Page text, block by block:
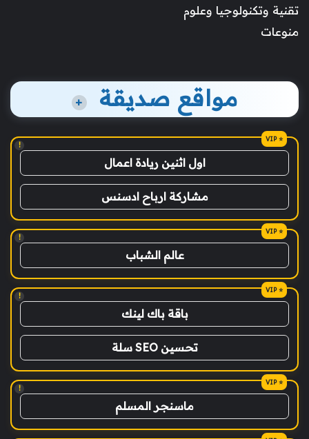
تقنية وتكنولوجيا وعلوم
منوعات
مواقع صديقة +
!
اول اثنين ريادة اعمال
مشاركة ارباح ادسنس
!
عالم الشباب
!
باقة باك لينك
تحسين SEO سلة
!
ماسنجر المسلم